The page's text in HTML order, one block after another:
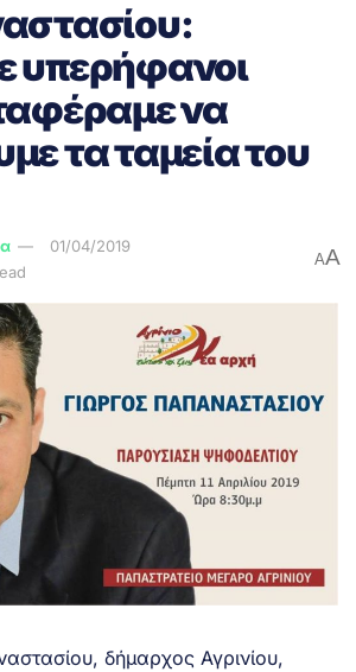
υπερήφανοι
να
τα ταμεία του
01/04/2019
AA
δήμαρχος Αγρινίου,